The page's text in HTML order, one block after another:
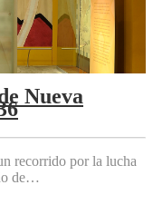
Nueva
recorrido por la lucha
de…